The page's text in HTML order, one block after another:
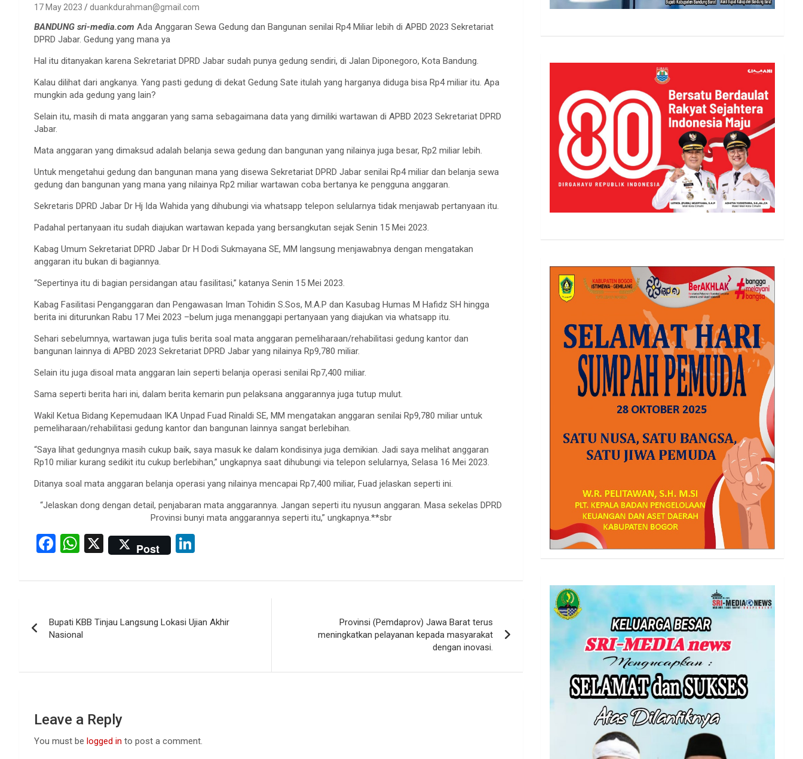
17 May 2023 duankdurahman@gmail.com
BANDUNG sri-media.com Ada Anggaran Sewa Gedung dan Bangunan senilai Rp4 Miliar lebih di APBD 2023 Sekretariat
DPRD Jabar. Gedung yang mana ya
Hal itu ditanyakan karena Sekretariat DPRD Jabar sudah punya gedung sendiri, di Jalan Diponegoro, Kota Bandung.
Kalau dilihat dari angkanya. Yang pasti gedung di dekat Gedung Sate itulah yang harganya diduga bisa Rp4 miliar itu. Apa
mungkin ada gedung yang lain?
Selain itu, masih di mata anggaran yang sama sebagaimana data yang dimiliki wartawan di APBD 2023 Sekretariat DPRD
Jabar.
Mata anggaran yang dimaksud adalah belanja sewa gedung dan bangunan yang nilainya juga besar, Rp2 miliar lebih.
Untuk mengetahui gedung dan bangunan mana yang disewa Sekretariat DPRD Jabar senilai Rp4 miliar dan belanja sewa
gedung dan bangunan yang mana yang nilainya Rp2 miliar wartawan coba bertanya ke pengguna anggaran.
Sekretaris DPRD Jabar Dr Hj Ida Wahida yang dihubungi via whatsapp telepon selularnya tidak menjawab pertanyaan itu.
Padahal pertanyaan itu sudah diajukan wartawan kepada yang bersangkutan sejak Senin 15 Mei 2023.
Kabag Umum Sekretariat DPRD Jabar Dr H Dodi Sukmayana SE, MM langsung menjawabnya dengan mengatakan
anggaran itu bukan di bagiannya.
“Sepertinya itu di bagian persidangan atau fasilitasi,” katanya Senin 15 Mei 2023.
Kabag Fasilitasi Penganggaran dan Pengawasan Iman Tohidin S.Sos, M.A.P dan Kasubag Humas M Hafidz SH hingga
berita ini diturunkan Rabu 17 Mei 2023 –belum juga menanggapi pertanyaan yang diajukan via whatsapp itu.
Sehari sebelumnya, wartawan juga tulis berita soal mata anggaran pemeliharaan/rehabilitasi gedung kantor dan
bangunan lainnya di APBD 2023 Sekretariat DPRD Jabar yang nilainya Rp9,780 miliar.
Selain itu juga disoal mata anggaran lain seperti belanja operasi senilai Rp7,400 miliar.
Sama seperti berita hari ini, dalam berita kemarin pun pelaksana anggarannya juga tutup mulut.
Wakil Ketua Bidang Kepemudaan IKA Unpad Fuad Rinaldi SE, MM mengatakan anggaran senilai Rp9,780 miliar untuk
pemeliharaan/rehabilitasi gedung kantor dan bangunan lainnya sangat berlebihan.
“Saya lihat gedungnya masih cukup baik, saya masuk ke dalam kondisinya juga demikian. Jadi saya melihat anggaran
Rp10 miliar kurang sedikit itu cukup berlebihan,” ungkapnya saat dihubungi via telepon selularnya, Selasa 16 Mei 2023.
Ditanya soal mata anggaran belanja operasi yang nilainya mencapai Rp7,400 miliar, Fuad jelaskan seperti ini.
“Jelaskan dong dengan detail, penjabaran mata anggarannya. Jangan seperti itu nyusun anggaran. Masa sekelas DPRD
Provinsi bunyi mata anggarannya seperti itu,” ungkapnya.**sbr
F
ce
o
o
W
at
A
p
X Post
ke
n
navigation
Bupati KBB Tinjau Langsung Lokasi Ujian Akhir
Nasional
Provinsi (Pemdaprov) Jawa Barat terus
meningkatkan pelayanan kepada masyarakat
dengan inovasi.
Leave a Reply
You must be logged in to post a comment.